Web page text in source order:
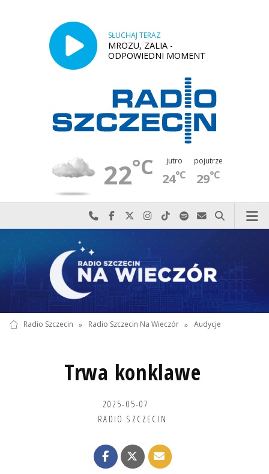
SŁUCHAJ TERAZ
MROZU, ZALIA -
ODPOWIEDNI MOMENT
22°C jutro
24°C
pojutrze
29°C
Najlepiej po prostu do nas zadzwoń
Odwiedź nas na Facebook-u
Odwiedź nas na X
Odwiedź nas na Instagram-ie
Odwiedź nas na TikTok-u
Szukaj nas na Spotify
Wyślij do nas
Szukaj
Radio Szczecin » Radio Szczecin Na Wieczór » Audycje
Trwa konklawe
2025-05-07
RADIO SZCZECIN